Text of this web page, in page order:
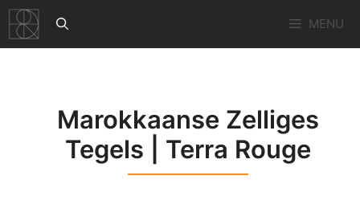
Ga
naar
de
MENU
Marokkaanse Zelliges
Tegels | Terra Rouge